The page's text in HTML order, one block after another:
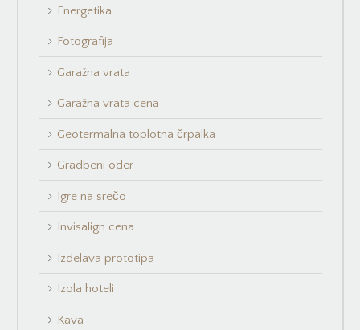
Energetika
Fotografija
Garažna vrata
Garažna vrata cena
Geotermalna toplotna črpalka
Gradbeni oder
Igre na srečo
Invisalign cena
Izdelava prototipa
Izola hoteli
Kava